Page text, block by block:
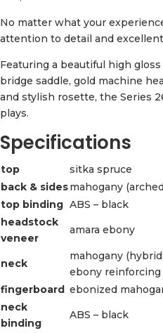
No matter what your
attention to detail and
Featuring a beautiful high
bridge saddle, gold machine
and stylish rosette, the Series
plays.
Specifications
top
sitka spruce
back & sidesmahogany
top binding ABS – black
headstock
veneer
amara ebony
neck
mahogany
ebony reinforcing
fingerboard ebonized
neck
binding
ABS – black